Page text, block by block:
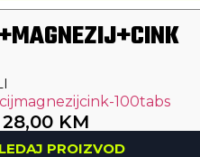
28,00 KM
PROIZVOD